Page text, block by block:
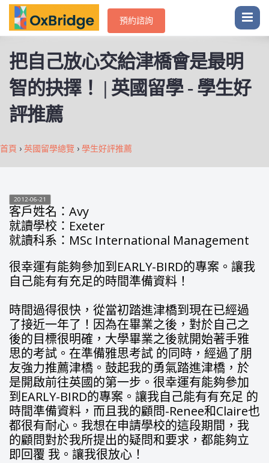
預約諮詢
把自己放心交給津橋會是最明
智的抉擇！ | 英國留學 - 學生好
評推薦
首頁 › 英國留學總覽 › 學生好評推薦
2012-06-21
客戶姓名：Avy
就讀學校：Exeter
就讀科系：MSc International Management
很幸運有能夠參加到EARLY-BIRD的專案。讓我
自己能有有充足的時間準備資料！
時間過得很快，從當初踏進津橋到現在已經過
了接近一年了！因為在畢業之後，對於自己之
後的目標很明確，大學畢業之後就開始著手雅
思的考試。在準備雅思考試 的同時，經過了朋
友強力推薦津橋。鼓起我的勇氣踏進津橋，於
是開啟前往英國的第一步。很幸運有能夠參加
到EARLY-BIRD的專案。讓我自己能有有充足 的
時間準備資料，而且我的顧問-Renee和Claire也
都很有耐心。我想在申請學校的這段期間，我
的顧問對於我所提出的疑問和要求，都能夠立
即回覆 我。讓我很放心！